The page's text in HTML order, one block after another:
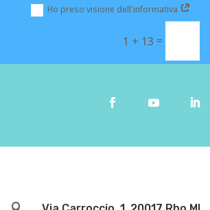
Ho preso visione dell'informativa
1 + 13 =